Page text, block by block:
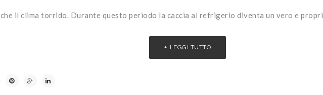
il clima torrido. Durante questo periodo la caccia al refrigerio diventa un vero e
LEGGI TUTTO